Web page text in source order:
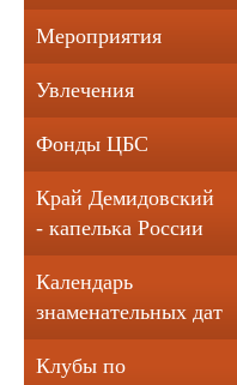
Мероприятия
Увлечения
Фонды ЦБС
Край Демидовский
- капелька России
Календарь
знаменательных дат
Клубы по